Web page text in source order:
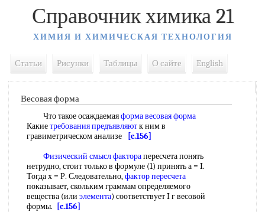
Справочник химика 21
ХИМИЯ И ХИМИЧЕСКАЯ ТЕХНОЛОГИЯ
Статьи Рисунки Таблицы О сайте English
Весовая форма
Что такое осаждаемаяформа весовая форма
Какиетребования предъявляютк ним в
гравиметрическом анализе
[c.156]
Физический смысл факторапересчета понять
нетрудно, стоит только в формуле (1) принять а = I.
Тогда х = Р. Следовательно,фактор пересчета
показывает, скольким граммам определяемого
вещества (или элемента) соответствует I г весовой
формы.
[c.156]